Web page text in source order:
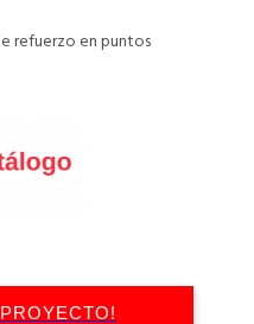
refuerzo en puntos